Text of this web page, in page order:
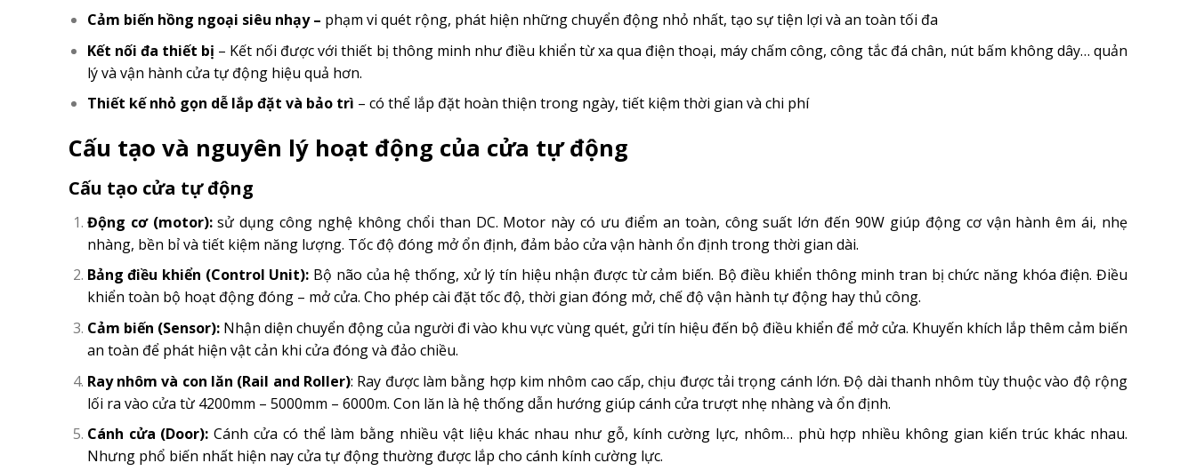
Cảm biến hồng ngoại siêu nhạy – phạm vi quét rộng, phát hiện những chuyển động nhỏ nhất, tạo sự tiện lợi và an toàn tối đa
Kết nối đa thiết bị – Kết nối được với thiết bị thông minh như điều khiển từ xa qua điện thoại, máy chấm công, công tắc đá chân, nút bấm không dây… quản
lý và vận hành cửa tự động hiệu quả hơn.
Thiết kế nhỏ gọn dễ lắp đặt và bảo trì – có thể lắp đặt hoàn thiện trong ngày, tiết kiệm thời gian và chi phí
Cấu tạo và nguyên lý hoạt động của cửa tự động
Cấu tạo cửa tự động
Động cơ (motor):sử dụng công nghệ không chổi than DC. Motor này có ưu điểm an toàn, công suất lớn đến 90W giúp động cơ vận hành êm ái, nhẹ
nhàng, bền bỉ và tiết kiệm năng lượng. Tốc độ đóng mở ổn định, đảm bảo cửa vận hành ổn định trong thời gian dài.
Bảng điều khiển (Control Unit): Bộ não của hệ thống, xử lý tín hiệu nhận được từ cảm biến. Bộ điều khiển thông minh tran bị chức năng khóa điện. Điều
khiển toàn bộ hoạt động đóng – mở cửa. Cho phép cài đặt tốc độ, thời gian đóng mở, chế độ vận hành tự động hay thủ công.
Cảm biến (Sensor):Nhận diện chuyển động của người đi vào khu vực vùng quét, gửi tín hiệu đến bộ điều khiển để mở cửa. Khuyến khích lắp thêm cảm biến
an toàn để phát hiện vật cản khi cửa đóng và đảo chiều.
Ray nhôm và con lăn (Rail and Roller): Ray được làm bằng hợp kim nhôm cao cấp, chịu được tải trọng cánh lớn. Độ dài thanh nhôm tùy thuộc vào độ rộng
lối ra vào cửa từ 4200mm – 5000mm – 6000m. Con lăn là hệ thống dẫn hướng giúp cánh cửa trượt nhẹ nhàng và ổn định.
Cánh cửa (Door): Cánh cửa có thể làm bằng nhiều vật liệu khác nhau như gỗ, kính cường lực, nhôm… phù hợp nhiều không gian kiến trúc khác nhau.
Nhưng phổ biến nhất hiện nay cửa tự động thường được lắp cho cánh kính cường lực.